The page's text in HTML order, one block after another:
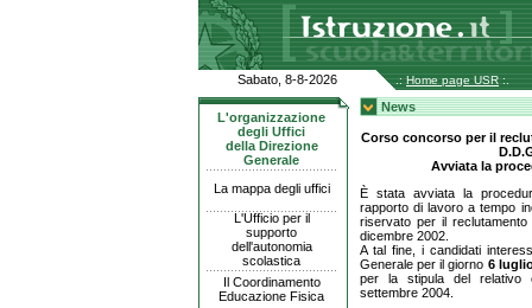
Sabato, 8-8-2026 .: Home page USR :.
L'organizzazione
degli Uffici
della Direzione
Generale
La mappa degli uffici
L'Ufficio per il
supporto
dell'autonomia
scolastica
Il Coordinamento
Educazione Fisica
News
Corso concorso per il
Avviata la
È stata avviata la
rapporto di lavoro a tempo
riservato per il
dicembre 2002.
A tal fine, i candidati
Generale per il giorno 6
per la stipula del relativo
settembre 2004.